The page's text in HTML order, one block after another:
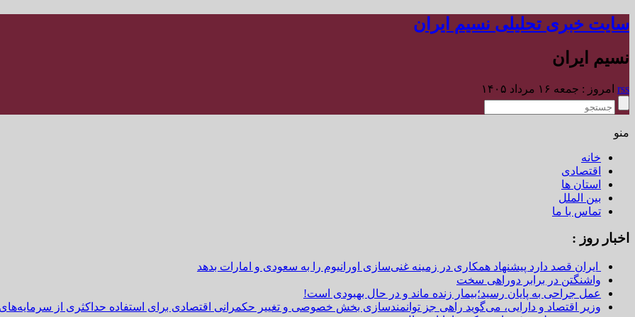
سایت خبری تحلیلی نسیم ایران
نسیم ایران
rss امروز : جمعه ۱۶ مرداد ۱۴۰۵
منو
خانه
اقتصادی
استان ها
بین الملل
تماس با ما
اخبار روز :
ایران قصد دارد پیشنهاد همکاری در زمینه غنی‌سازی اورانیوم را به سعودی و امارات بدهد
واشنگتن در برابر دوراهی سخت
عمل جراحی به پایان رسید؛بیمار زنده ماند و در حال بهبودی است!
وزیر اقتصاد و دارایی، می‌گوید راهی جز توانمندسازی بخش خصوصی و تغییر حکمرانی اقتصادی برای استفاده حداکثری از